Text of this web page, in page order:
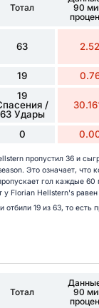
Тотал
90
63 2.52
19
19
/
63 Удары
0
пропустил 36 и
Это означает, что
гол каждые 60
Florian Hellstern's равен
отбили 19 из 63, то есть
Тотал
90